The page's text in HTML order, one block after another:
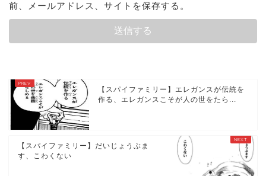
前、メールアドレス、サイトを保存する。
【スパイファミリー】エレガンスが伝統を
作る、エレガンスこそが人の世をたら...
【スパイファミリー】だいじょうぶま
す、こわくない